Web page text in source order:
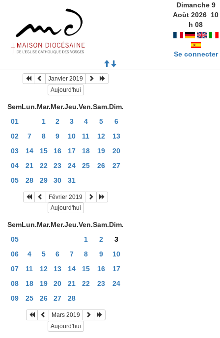
Dimanche 9
Août 2026 10
h08
Se connecter
Janvier 2019
Aujourd'hui
SemLun.Mar.Mer.Jeu.Ven.Sam.Dim.
01
1 2 3 4 5
6
02
7 8 9 10 11 12
13
03
14 15 16 17 18 19
20
04
21 22 23 24 25 26
27
05
28 29 30 31
Février 2019
Aujourd'hui
SemLun.Mar.Mer.Jeu.Ven.Sam.Dim.
05
1 2
3
06
4 5 6 7 8 9
10
07
11 12 13 14 15 16
17
08
18 19 20 21 22 23
24
09
25 26 27 28
Mars 2019
Aujourd'hui